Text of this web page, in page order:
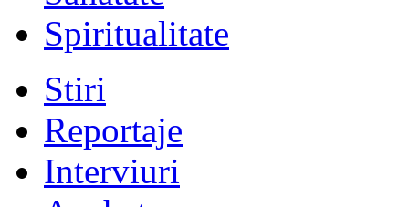
Spiritualitate
Stiri
Reportaje
Interviuri